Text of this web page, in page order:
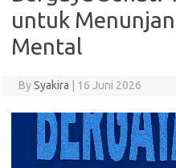
untuk
Mental
BySyakira 16 Juni 2026